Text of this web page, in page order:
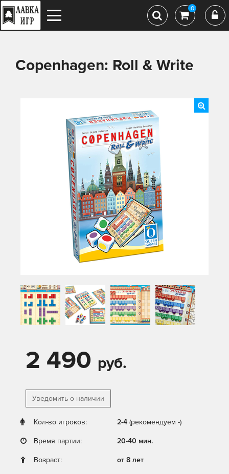
0
Copenhagen: Roll & Write
2 490 руб.
Уведомить о наличии
Кол-во игроков: 2-4 (рекомендуем -)
Время партии: 20-40 мин.
Возраст: от 8 лет